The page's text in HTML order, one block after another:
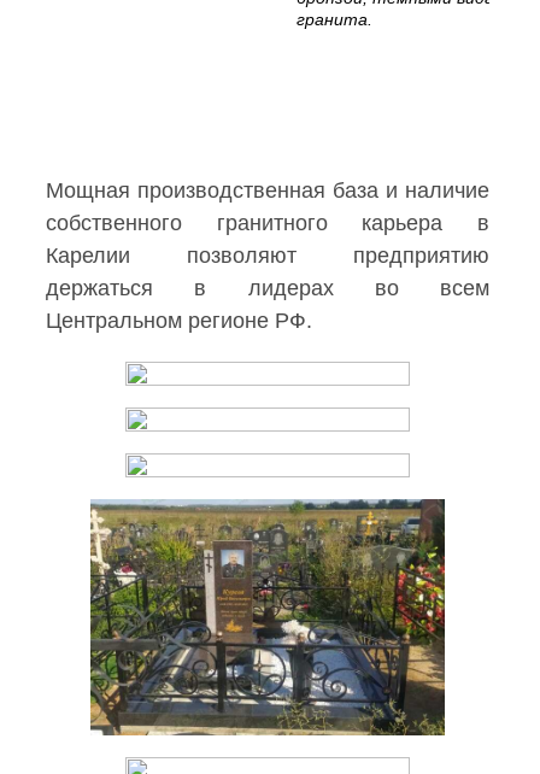
гранита.
Мощная производственная база и наличие
собственного гранитного карьера в
Карелии позволяют предприятию
держаться в лидерах во всем
Центральном регионе РФ.